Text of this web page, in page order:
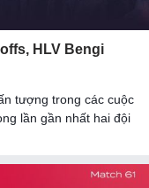
HLV Bengi
tượng trong các cuộc
lần gần nhất hai đội